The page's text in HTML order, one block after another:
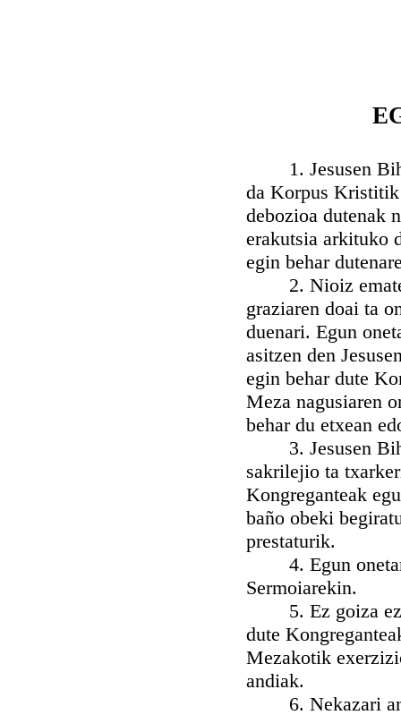
1. Jesusen
da Korpus Kristitik
debozioa dutenak
erakutsia arkituko
egin behar
2. Nioiz
graziaren doai ta
duenari. Egun
asitzen den
egin behar dute
Meza nagusiaren
behar du etxean
3. Jesusen
sakrilejio ta
Kongreganteak
baño obeki
prestaturik.
4. Egun onetan
Sermoiarekin.
5. Ez goiza ezik
dute
Mezakotik
andiak.
6. Nekazari